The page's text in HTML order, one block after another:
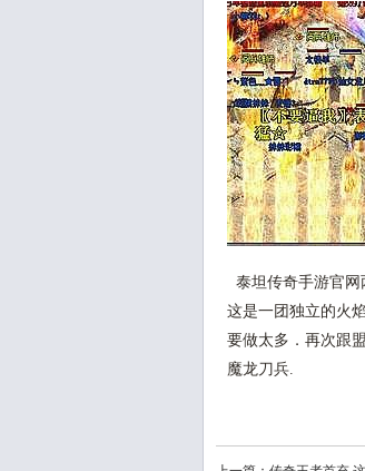
泰坦传奇手游官网
这是一团独立的火
要做太多．再次跟
魔龙刀兵.